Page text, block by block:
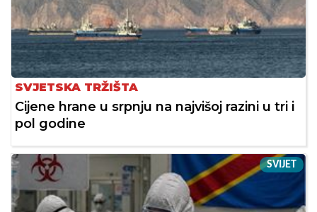
SVJETSKA TRŽIŠTA
Cijene hrane u srpnju na najvišoj razini u tri i
pol godine
SVIJET